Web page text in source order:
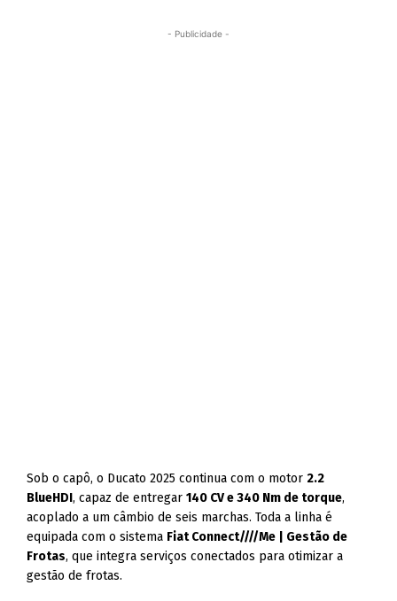
- Publicidade -
Sob o capô, o Ducato 2025 continua com o motor2.2
BlueHDI, capaz de entregar140 CV e 340 Nm de torque,
acoplado a um câmbio de seis marchas. Toda a linha é
equipada com o sistema Fiat Connect////Me | Gestão de
Frotas, que integra serviços conectados para otimizar a
gestão de frotas.